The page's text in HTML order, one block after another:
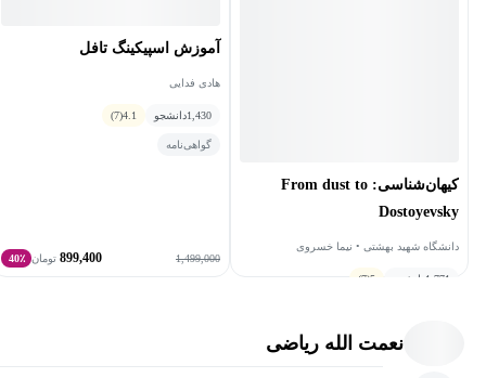
کیهان‌شناسی: From dust to
Dostoyevsky
دانشگاه شهید بهشتی • نیما خسروی
1,771 دانشجو 5
(7)
آموزش اسپیکینگ تافل
هادی فدایی
1,430دانشجو 4.1
(7)
گواهی‌نامه
1,499,000
899,400 تومان 40٪
نعمت الله ریاضی